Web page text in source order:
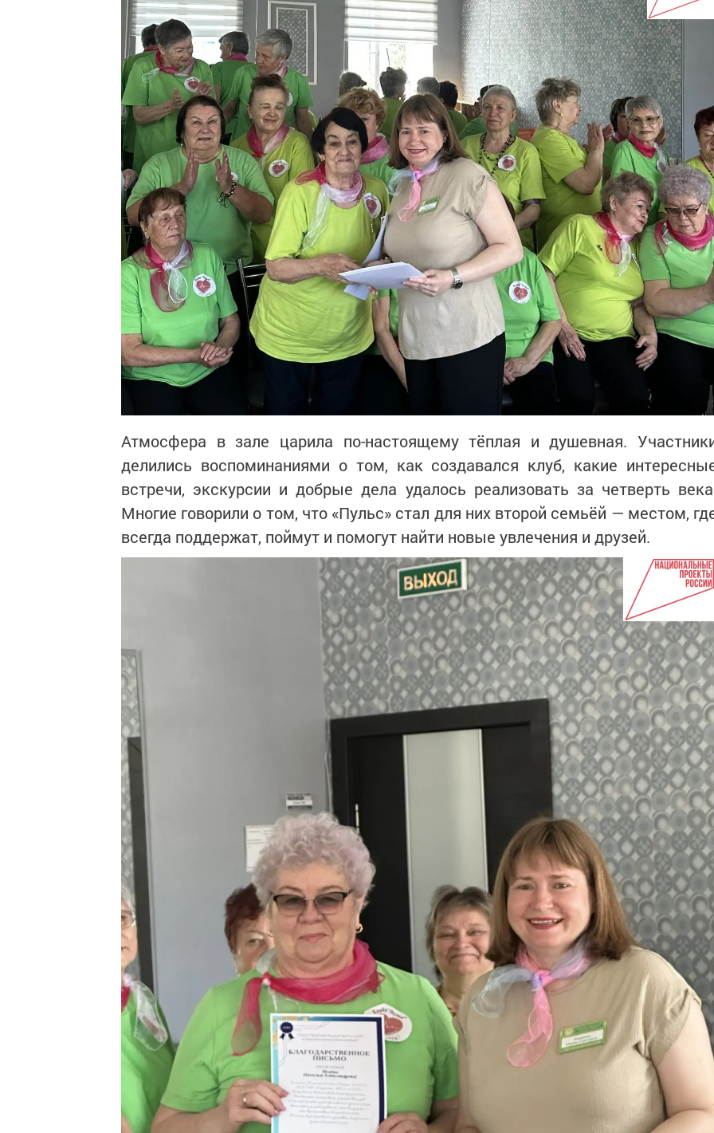
Атмосфера в зале царила по-настоящему тёплая и душевная.
делились воспоминаниями о том, как создавался клуб, какие
встречи, экскурсии и добрые дела удалось реализовать за четверть
Многие говорили о том, что «Пульс» стал для них второй семьёй — местом,
всегда поддержат, поймут и помогут найти новые увлечения и друзей.